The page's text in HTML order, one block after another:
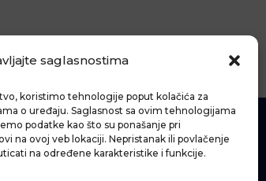
saglasnostima
koristimo tehnologije poput kolačića za
o uređaju. Saglasnost sa ovim tehnologijama
podatke kao što su ponašanje pri
na ovoj veb lokaciji. Nepristanak ili povlačenje
na određene karakteristike i funkcije.